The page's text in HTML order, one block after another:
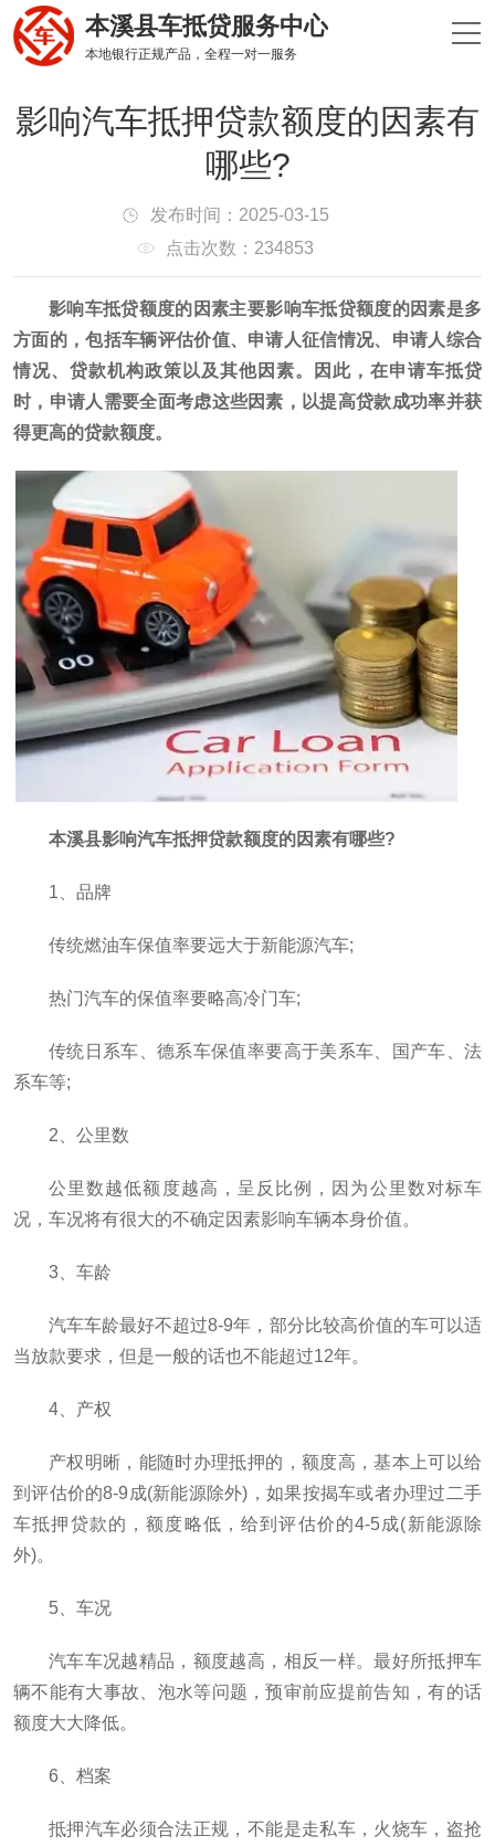
本溪县车抵贷服务中心
本地银行正规产品，全程一对一服务
影响汽车抵押贷款额度的因素有
哪些?
发布时间：2025-03-15
点击次数：234853
影响车抵贷额度的因素主要影响车抵贷额度的因素是多
方面的，包括车辆评估价值、申请人征信情况、申请人综合
情况、贷款机构政策以及其他因素。因此，在申请车抵贷
时，申请人需要全面考虑这些因素，以提高贷款成功率并获
得更高的贷款额度。
本溪县影响汽车抵押贷款额度的因素有哪些?
1、品牌
传统燃油车保值率要远大于新能源汽车;
热门汽车的保值率要略高冷门车;
传统日系车、德系车保值率要高于美系车、国产车、法
系车等;
2、公里数
公里数越低额度越高，呈反比例，因为公里数对标车
况，车况将有很大的不确定因素影响车辆本身价值。
3、车龄
汽车车龄最好不超过8-9年，部分比较高价值的车可以适
当放款要求，但是一般的话也不能超过12年。
4、产权
产权明晰，能随时办理抵押的，额度高，基本上可以给
到评估价的8-9成(新能源除外)，如果按揭车或者办理过二手
车抵押贷款的，额度略低，给到评估价的4-5成(新能源除
外)。
5、车况
汽车车况越精品，额度越高，相反一样。最好所抵押车
辆不能有大事故、泡水等问题，预审前应提前告知，有的话
额度大大降低。
6、档案
抵押汽车必须合法正规，不能是走私车，火烧车，盗抢